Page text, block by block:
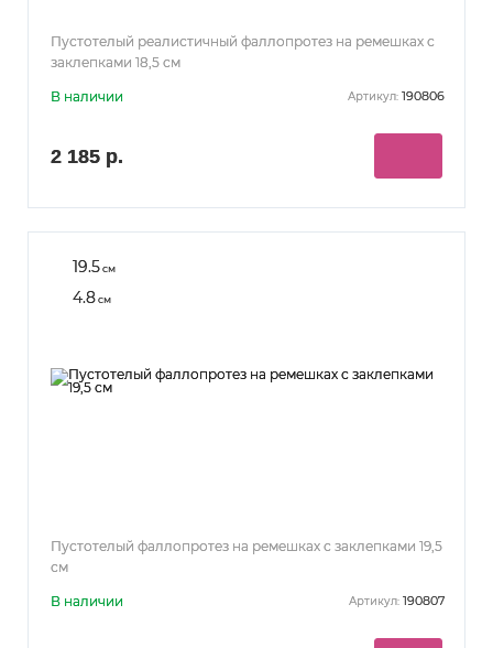
Пустотелый реалистичный фаллопротез на ремешках с
заклепками 18,5 см
В наличии Артикул: 190806
2 185 р.
19.5см
4.8см
Пустотелый фаллопротез на ремешках с заклепками 19,5
см
В наличии Артикул: 190807